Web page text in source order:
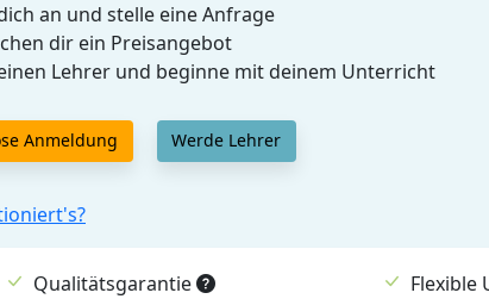
an und stelle eine Anfrage
dir ein Preisangebot
Lehrer und beginne mit deinem Unterricht
Anmeldung Werde Lehrer
Qualitätsgarantie